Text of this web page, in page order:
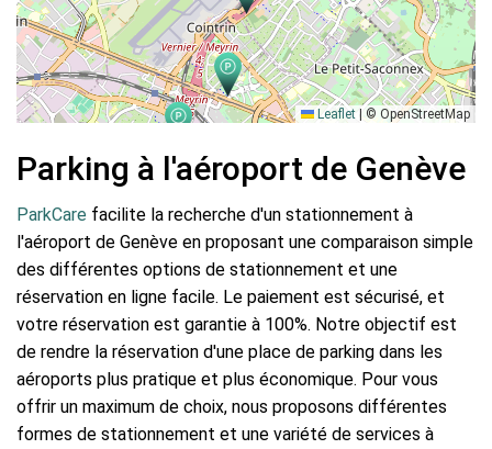
Leaflet © OpenStreetMap
Parking à l'aéroport de Genève
ParkCare facilite la recherche d'un stationnement à
l'aéroport de Genève en proposant une comparaison simple
des différentes options de stationnement et une
réservation en ligne facile. Le paiement est sécurisé, et
votre réservation est garantie à 100%. Notre objectif est
de rendre la réservation d'une place de parking dans les
aéroports plus pratique et plus économique. Pour vous
offrir un maximum de choix, nous proposons différentes
formes de stationnement et une variété de services à